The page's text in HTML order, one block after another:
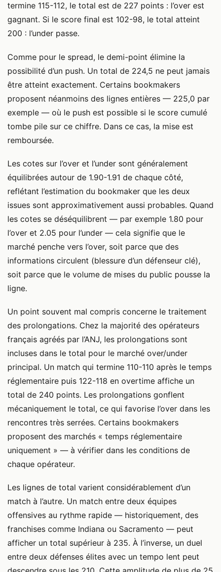
termine 115-112, le total est de 227 points : l’over est
gagnant. Si le score final est 102-98, le total atteint
200 : l’under passe.
Comme pour le spread, le demi-point élimine la
possibilité d’un push. Un total de 224,5 ne peut jamais
être atteint exactement. Certains bookmakers
proposent néanmoins des lignes entières — 225,0 par
exemple — où le push est possible si le score cumulé
tombe pile sur ce chiffre. Dans ce cas, la mise est
remboursée.
Les cotes sur l’over et l’under sont généralement
équilibrées autour de 1.90-1.91 de chaque côté,
reflétant l’estimation du bookmaker que les deux
issues sont approximativement aussi probables. Quand
les cotes se déséquilibrent — par exemple 1.80 pour
l’over et 2.05 pour l’under — cela signifie que le
marché penche vers l’over, soit parce que des
informations circulent (blessure d’un défenseur clé),
soit parce que le volume de mises du public pousse la
ligne.
Un point souvent mal compris concerne le traitement
des prolongations. Chez la majorité des opérateurs
français agréés par l’ANJ, les prolongations sont
incluses dans le total pour le marché over/under
principal. Un match qui termine 110-110 après le temps
réglementaire puis 122-118 en overtime affiche un
total de 240 points. Les prolongations gonflent
mécaniquement le total, ce qui favorise l’over dans les
rencontres très serrées. Certains bookmakers
proposent des marchés « temps réglementaire
uniquement » — à vérifier dans les conditions de
chaque opérateur.
Les lignes de total varient considérablement d’un
match à l’autre. Un match entre deux équipes
offensives au rythme rapide — historiquement, des
franchises comme Indiana ou Sacramento — peut
afficher un total supérieur à 235. À l’inverse, un duel
entre deux défenses élites avec un tempo lent peut